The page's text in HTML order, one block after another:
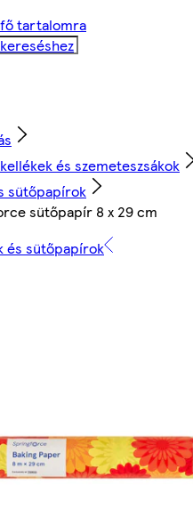
fő tartalomra
és szemeteszsákok
sütőpapírok
sütőpapír 8 x 29 cm
és sütőpapírok